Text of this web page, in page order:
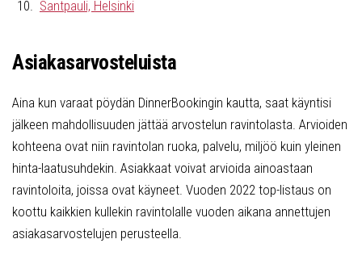
Santpauli, Helsinki
Asiakasarvosteluista
Aina kun varaat pöydän DinnerBookingin kautta, saat käyntisi
jälkeen mahdollisuuden jättää arvostelun ravintolasta. Arvioiden
kohteena ovat niin ravintolan ruoka, palvelu, miljöö kuin yleinen
hinta-laatusuhdekin. Asiakkaat voivat arvioida ainoastaan
ravintoloita, joissa ovat käyneet. Vuoden 2022 top-listaus on
koottu kaikkien kullekin ravintolalle vuoden aikana annettujen
asiakasarvostelujen perusteella.